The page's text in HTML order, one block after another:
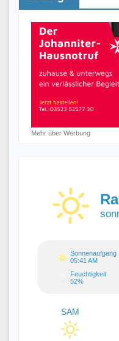
Mehr über Werbung
Sonnenaufgang
05:41 AM
Feuchtigkeit
52%
SAM